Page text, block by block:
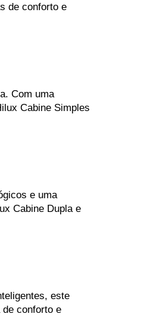
de conforto e
Com uma
Cabine Simples
e uma
Cabine Dupla e
este
conforto e